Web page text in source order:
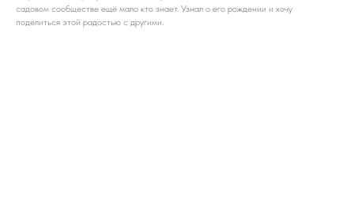
садовом сообществе ещё мало кто знает. Узнал о его рождении и хочу
поделиться этой радостью с другими.